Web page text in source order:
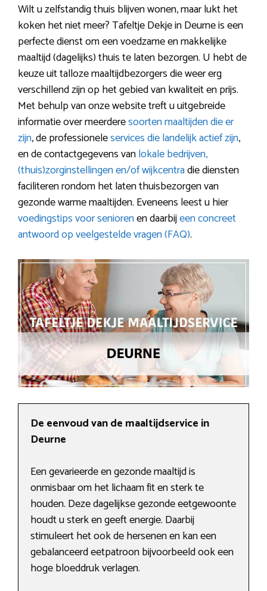
Wilt u zelfstandig thuis blijven wonen, maar lukt het
koken het niet meer? Tafeltje Dekje in Deurne is een
perfecte dienst om een voedzame en makkelijke
maaltijd (dagelijks) thuis te laten bezorgen. U hebt de
keuze uit talloze maaltijdbezorgers die weer erg
verschillend zijn op het gebied van kwaliteit en prijs.
Met behulp van onze website treft u uitgebreide
informatie over meerderesoorten maaltijden die er
zijn, de professioneleservices die landelijk actief zijn,
en de contactgegevens vanlokale bedrijven,
(thuis)zorginstellingen en/of wijkcentradie diensten
faciliteren rondom het laten thuisbezorgen van
gezonde warme maaltijden. Eveneens leest u hier
voedingstips voor seniorenen daarbijeen concreet
antwoord op veelgestelde vragen (FAQ).
De eenvoud van de maaltijdservice in
Deurne
Een gevarieerde en gezonde maaltijd is
onmisbaar om het lichaam fit en sterk te
houden. Deze dagelijkse gezonde eetgewoonte
houdt u sterk en geeft energie. Daarbij
stimuleert het ook de hersenen en kan een
gebalanceerd eetpatroon bijvoorbeeld ook een
hoge bloeddruk verlagen.